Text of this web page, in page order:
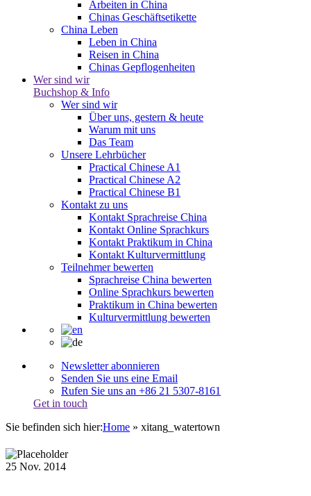
Arbeiten in China
Chinas Geschäftsetikette
China Leben
Leben in China
Reisen in China
Chinas Gepflogenheiten
Wer sind wir
Buchshop & Info
Wer sind wir
Über uns, gestern & heute
Warum mit uns
Das Team
Unsere Lehrbücher
Practical Chinese A1
Practical Chinese A2
Practical Chinese B1
Kontakt zu uns
Kontakt Sprachreise China
Kontakt Online Sprachkurs
Kontakt Praktikum in China
Kontakt Kulturvermittlung
Teilnehmer bewerten
Sprachreise China bewerten
Online Sprachkurs bewerten
Praktikum in China bewerten
Kulturvermittlung bewerten
Newsletter abonnieren
Senden Sie uns eine Email
Rufen Sie uns an +86 21 5307-8161
Get in touch
Sie befinden sich hier:Home » xitang_watertown
25 Nov. 2014